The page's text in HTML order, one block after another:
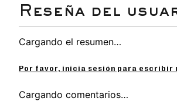
Sandalia sliderpara mujer.
cerdas suaves
suciedad acumulada
costuras.
Ideal para prolongar
conservar su
Cargando el resumen…
Por favor, inicia sesión para escribir
Cargando comentarios…